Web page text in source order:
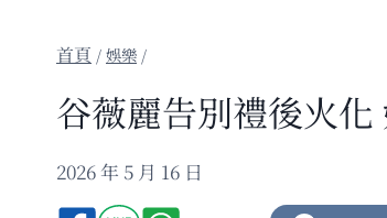
/娛樂 /
谷薇麗告別禮後火
2026 年 5 月 16 日